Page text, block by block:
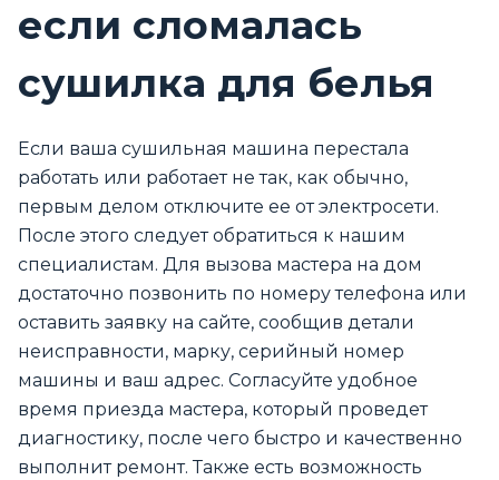
если сломалась
сушилка для белья
Если ваша сушильная машина перестала
работать или работает не так, как обычно,
первым делом отключите ее от электросети.
После этого следует обратиться к нашим
специалистам. Для вызова мастера на дом
достаточно позвонить по номеру телефона или
оставить заявку на сайте, сообщив детали
неисправности, марку, серийный номер
машины и ваш адрес. Согласуйте удобное
время приезда мастера, который проведет
диагностику, после чего быстро и качественно
выполнит ремонт. Также есть возможность